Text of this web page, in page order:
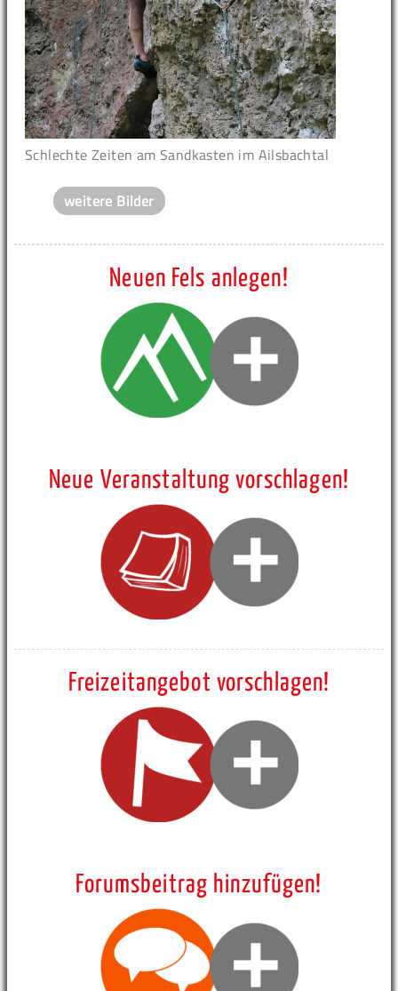
Schlechte Zeiten am Sandkasten im Ailsbachtal
weitere Bilder
Neuen Fels anlegen!
Neue Veranstaltung vorschlagen!
Freizeitangebot vorschlagen!
Forumsbeitrag hinzufügen!